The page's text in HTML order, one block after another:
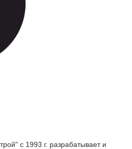
с 1993 г. разрабатывает и